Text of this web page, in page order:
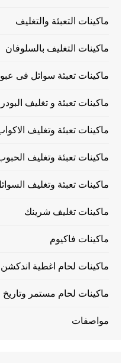
ماكينات التعبئة والتغليف
ماكينات التغليف بالسلوفان
ماكينات تعبئة سوائل فى
ماكينات تعبئة و تغليف
ماكينات تعبئة وتغليف
ماكينات تعبئة وتغليف
ماكينات تعبئة وتغليف
ماكينات تغليف شرينك
ماكينات فاكيوم
ماكينات لحام اغطية
ماكينات لحام مستمر وتاريخ
مواصفات